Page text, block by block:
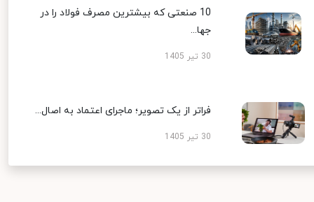
10 صنعتی که بیشترین مصرف فولاد را در
جها...
30 تیر 1405
فراتر از یک تصویر؛ ماجرای اعتماد به اصال...
30 تیر 1405